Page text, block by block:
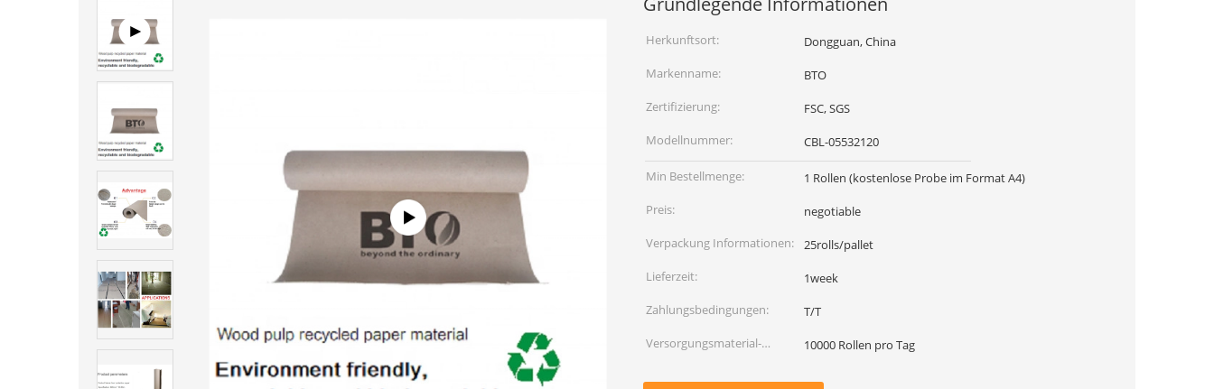
Herkunftsort:
Dongguan, China
Markenname:
BTO
Zertifizierung:
FSC, SGS
Modellnummer:
CBL-05532120
Min Bestellmenge:
1 Rollen (kostenlose Probe im Format A4)
Preis:
negotiable
Verpackung Informationen:
25rolls/pallet
Lieferzeit:
1week
Zahlungsbedingungen:
T/T
Versorgungsmaterial-
10000 Rollen pro Tag